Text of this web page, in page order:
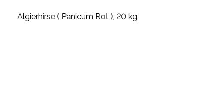
Algierhirse ( Panicum Rot ), 20 kg